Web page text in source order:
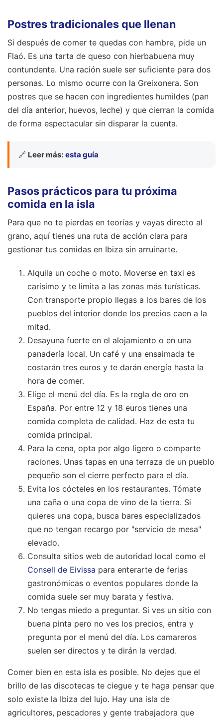
Postres tradicionales que llenan
Si después de comer te quedas con hambre, pide un
Flaó. Es una tarta de queso con hierbabuena muy
contundente. Una ración suele ser suficiente para dos
personas. Lo mismo ocurre con la Greixonera. Son
postres que se hacen con ingredientes humildes (pan
del día anterior, huevos, leche) y que cierran la comida
de forma espectacular sin disparar la cuenta.
🔗 Leer más: esta guía
Pasos prácticos para tu próxima
comida en la isla
Para que no te pierdas en teorías y vayas directo al
grano, aquí tienes una ruta de acción clara para
gestionar tus comidas en Ibiza sin arruinarte.
Alquila un coche o moto. Moverse en taxi es
carísimo y te limita a las zonas más turísticas.
Con transporte propio llegas a los bares de los
pueblos del interior donde los precios caen a la
mitad.
Desayuna fuerte en el alojamiento o en una
panadería local. Un café y una ensaimada te
costarán tres euros y te darán energía hasta la
hora de comer.
Elige el menú del día. Es la regla de oro en
España. Por entre 12 y 18 euros tienes una
comida completa de calidad. Haz de esta tu
comida principal.
Para la cena, opta por algo ligero o comparte
raciones. Unas tapas en una terraza de un pueblo
pequeño son el cierre perfecto para el día.
Evita los cócteles en los restaurantes. Tómate
una caña o una copa de vino de la tierra. Si
quieres una copa, busca bares especializados
que no tengan recargo por "servicio de mesa"
elevado.
Consulta sitios web de autoridad local como el
Consell de Eivissa para enterarte de ferias
gastronómicas o eventos populares donde la
comida suele ser muy barata y festiva.
No tengas miedo a preguntar. Si ves un sitio con
buena pinta pero no ves los precios, entra y
pregunta por el menú del día. Los camareros
suelen ser directos y te dirán la verdad.
Comer bien en esta isla es posible. No dejes que el
brillo de las discotecas te ciegue y te haga pensar que
solo existe la Ibiza del lujo. Hay una isla de
agricultores, pescadores y gente trabajadora que